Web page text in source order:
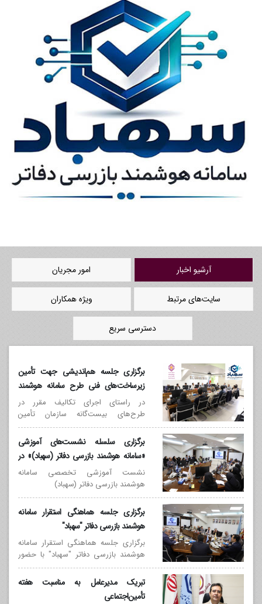
آرشیو اخبار امور مجریان
سایت‌های مرتبط ویژه همکاران
دسترسی سریع
برگزاری جلسه هم‌اندیشی جهت تأمین
زیرساخت‌های فنی طرح سامانه هوشمند
بازرسی دفاتر (سهباد)
در راستای اجرای تکالیف مقرر در
طرح‌های بیست‌گانه سازمان تأمین
اجتماعی و با هدف تحقق هوشمندسازی
فرآیندها، مورخ 1405/05/11 جلسه
تخصصی بررسی و تأمین زیرساخت‌های
ارتباطی و تجهیزات فنی مورد نیاز برای
استقرار سامانه «سهباد» در مؤسسه
حسابرسی تأمین اجتماعی برگزار شد.
برگزاری سلسله نشست‌های آموزشی
«سامانه هوشمند بازرسی دفاتر (سهباد)» در
موسسه حسابرسی تأمین اجتماعی
نشست آموزشی تخصصی سامانه
هوشمند بازرسی دفاتر (سهباد)
برگزاری جلسه هماهنگی استقرار سامانه
هوشمند بازرسی دفاتر "سهباد"
برگزاری جلسه هماهنگی استقرار سامانه
هوشمند بازرسی دفاتر "سهباد" با حضور
دبیرخانه امور کارگزاری‌ها، انجمن صنفی
کارگزاری ها سازمان تامین اجتماعی و
جامعه حسابداران رسمی
تبریک مدیرعامل به مناسبت هفته
تأمین‌اجتماعی